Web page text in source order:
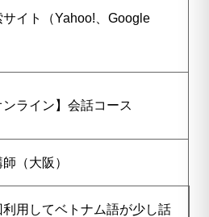
サイト（Yahoo!、Google
ンライン】会話コース
（大阪）
利用してベトナム語が少し話